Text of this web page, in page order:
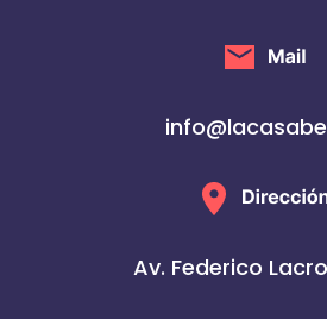
Av. Federico